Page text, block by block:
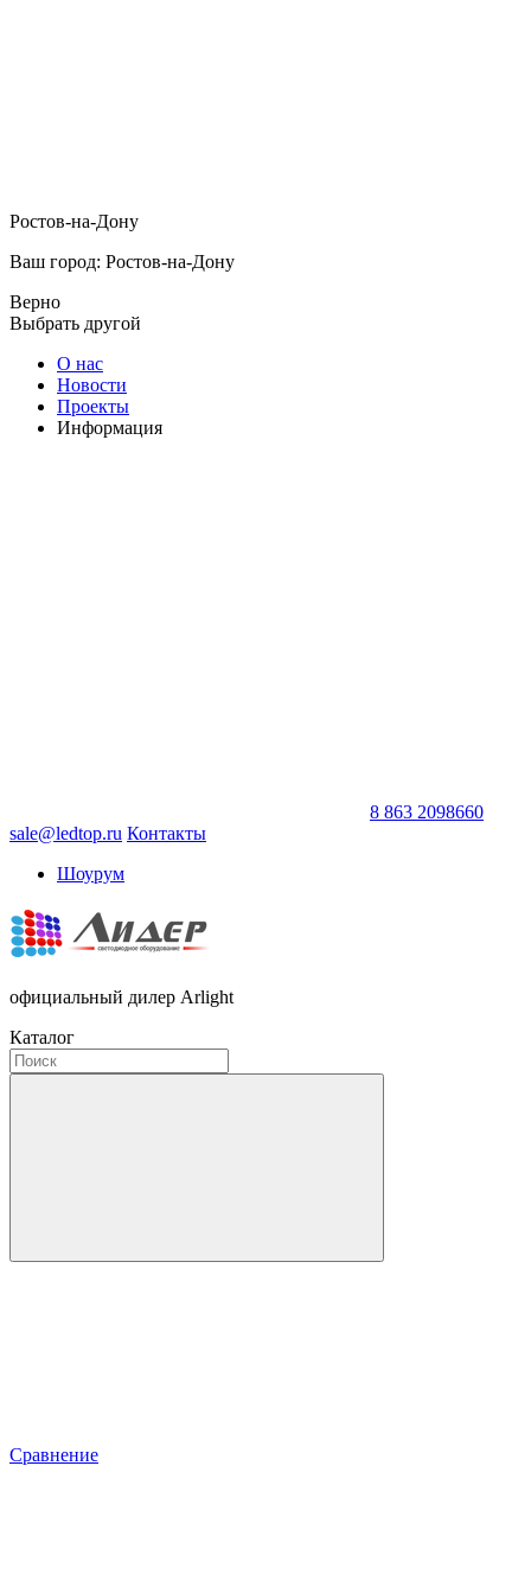
Ростов-на-Дону
Ваш город: Ростов-на-Дону
Верно
Выбрать другой
О нас
Новости
Проекты
Информация
8 863 2098660
sale@ledtop.ru Контакты
Шоурум
официальный дилер Arlight
Каталог
Сравнение